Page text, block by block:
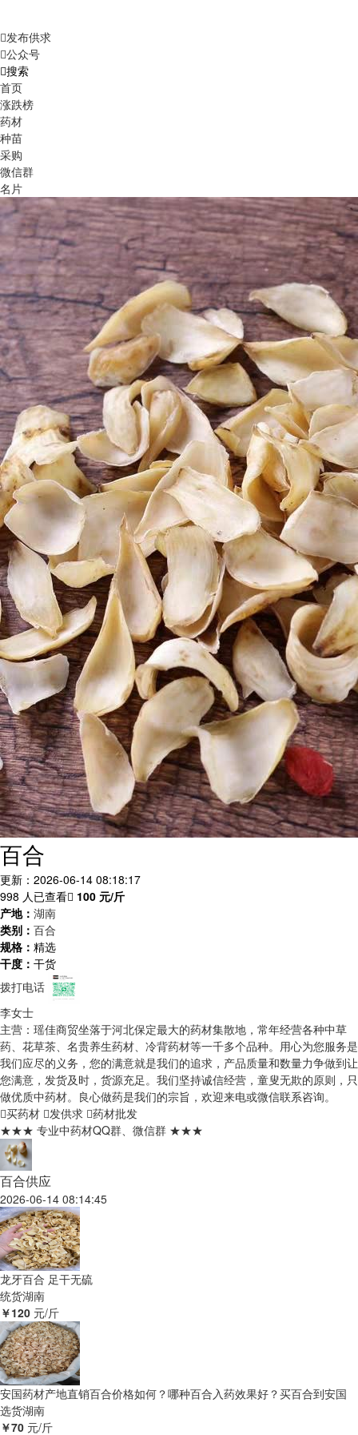
发布供求
公众号
搜索
首页
涨跌榜
药材
种苗
采购
微信群
名片
百合
更新：2026-06-14 08:18:17
998 人已查看
100 元/斤
产地： 湖南
类别： 百合
规格： 精选
干度： 干货
拨打电话
李女士
主营：瑶佳商贸坐落于河北保定最大的药材集散地，常年经营各种中草
药、花草茶、名贵养生药材、冷背药材等一千多个品种。用心为您服务是
我们应尽的义务，您的满意就是我们的追求，产品质量和数量力争做到让
您满意，发货及时，货源充足。我们坚持诚信经营，童叟无欺的原则，只
做优质中药材。良心做药是我们的宗旨，欢迎来电或微信联系咨询。
买药材 发供求 药材批发
★★★ 专业中药材QQ群、微信群 ★★★
百合供应
2026-06-14 08:14:45
龙牙百合 足干无硫
统货湖南
￥120 元/斤
安国药材产地直销百合价格如何？哪种百合入药效果好？买百合到安国
选货湖南
￥70 元/斤